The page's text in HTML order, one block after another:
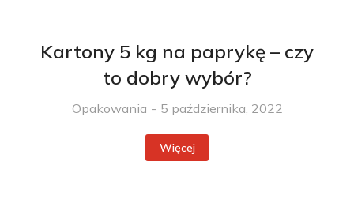
Kartony 5 kg na paprykę – czy
to dobry wybór?
Opakowania 5 października, 2022
Więcej